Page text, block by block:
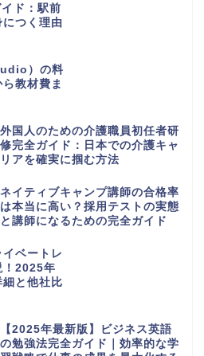
ド：駅前
つく理由
）の料
教材費ま
外国人のための介護職員初任者研
修完全ガイド：日本での介護キャ
リアを確実に掴む方法
ネイティブキャンプ講師の合格率
は本当に高い？採用テストの実態
と講師になるための完全ガイド
ベートレ
！2025年
と他社比
【2025年最新版】ビジネス英語
の勉強法完全ガイド｜効率的な学